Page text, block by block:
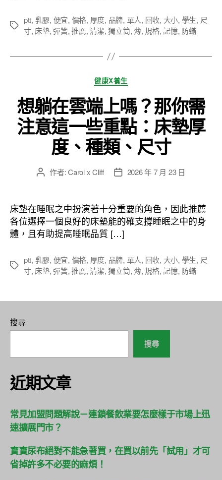
標
ptt, 乳膠, 便宜, 價格, 厚度, 品牌, 單人, 回收, 大小, 學生, 尺
寸, 床墊, 彈簧,推薦,清潔,獨立筒, 薄,規格,記憶, 防蟎
分
類
健康X養生
想躺在雲端上嗎？那你需
注意這一些重點：床墊厚
度、種類、尺寸
文
者
作者:Carol x Cliff
文
佈
日
期
2026 年 7 月 23 日
床墊在睡眠之中扮演著十分重要的角色，因此推薦
各位選擇一個良好的床墊能的確支撐睡眠之中的身
體，且有助提高睡眠品質 […]
標
ptt, 乳膠, 便宜, 價格, 厚度, 品牌, 單人, 回收, 大小, 學生, 尺
寸, 床墊, 彈簧,推薦,清潔,獨立筒, 薄,規格,記憶, 防蟎
搜尋
搜尋
近期文章
常見加盟問題解說－連鎖餐飲業要怎麼樣于市場上迅
速擴展門市？
寶寶尿布絕對不能急著買，在買以前先「試用」才可
省掉許多不必要的麻煩！